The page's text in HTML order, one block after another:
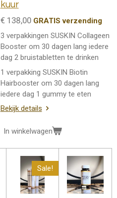
kuur
€ 138,00 GRATIS verzending
3 verpakkingen SUSKIN Collageen
Booster om 30 dagen lang iedere
dag 2 bruistabletten te drinken
1 verpakking SUSKIN Biotin
Hairbooster om 30 dagen lang
iedere dag 1 gummy te eten
Bekijk details
In winkelwagen
Sale!